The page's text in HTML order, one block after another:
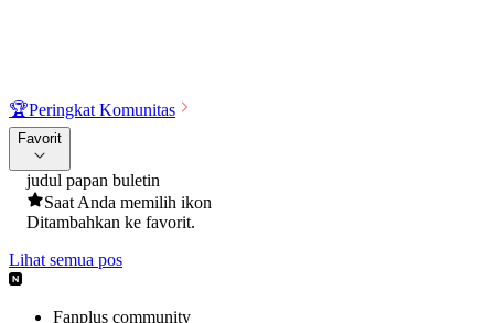
🏆Peringkat Komunitas
Favorit
judul papan buletin
Saat Anda memilih ikon
Ditambahkan ke favorit.
Lihat semua pos
Fanplus community